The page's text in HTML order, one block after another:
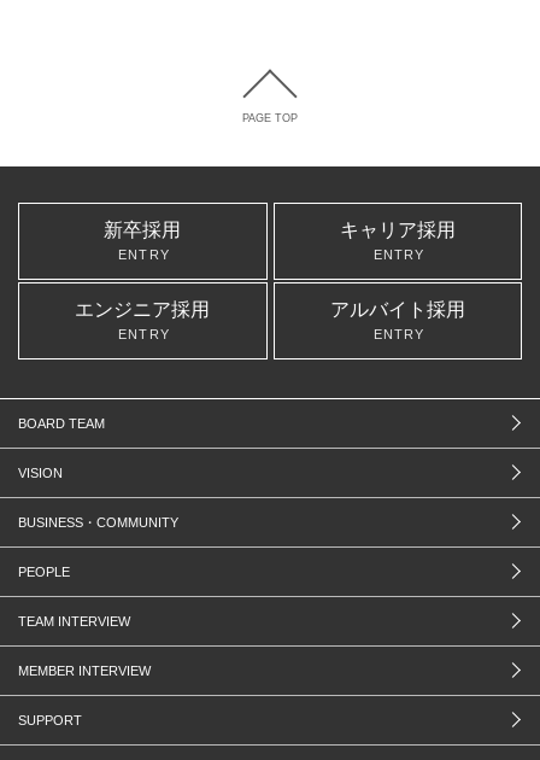
PAGE TOP
新卒採用
ENTRY
キャリア採用
ENTRY
エンジニア採用
ENTRY
アルバイト採用
ENTRY
BOARD TEAM
VISION
BUSINESS・COMMUNITY
PEOPLE
TEAM INTERVIEW
MEMBER INTERVIEW
SUPPORT